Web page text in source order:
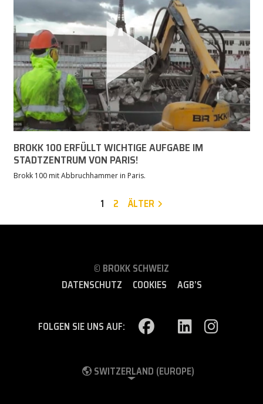
BROKK 100 ERFÜLLT WICHTIGE AUFGABE IM
STADTZENTRUM VON PARIS!
Brokk 100 mit Abbruchhammer in Paris.
1 2 ÄLTER
© BROKK SCHWEIZ
DATENSCHUTZ
COOKIES AGB’S
FOLGEN SIE UNS AUF:
SWITZERLAND (EUROPE)